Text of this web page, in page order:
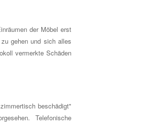
der Möbel erst
gehen und sich alles
vermerkte Schäden
beschädigt"
Telefonische